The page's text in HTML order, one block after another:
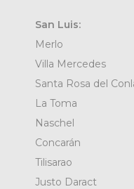
San Luis:
Merlo
Villa Mercedes
Santa Rosa del
La Toma
Naschel
Concarán
Tilisarao
Justo Daract